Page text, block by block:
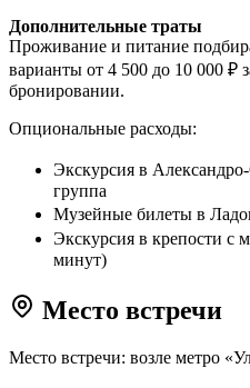
Дополнительные траты
Проживание и питание
варианты от 4 500 до 10 000 ₽
бронировании.
Опциональные расходы:
Экскурсия в
группа
Музейные билеты в
Экскурсия в крепости с
минут)
Место встречи
Место встречи: возле метро